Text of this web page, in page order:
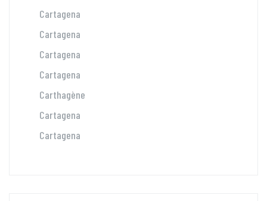
Cartagena
Cartagena
Cartagena
Cartagena
Carthagène
Cartagena
Cartagena